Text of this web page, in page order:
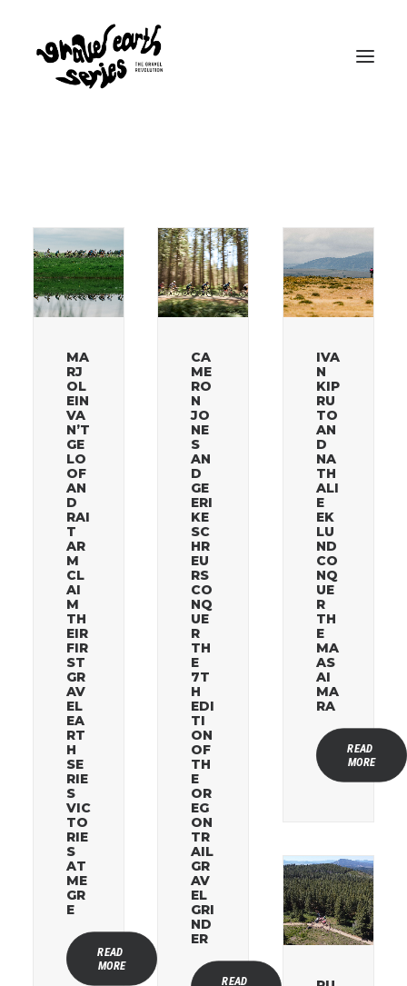
MA
RJ
OL
EIN
VA
N’T
GE
LO
OF
AN
D
RAI
T
AR
M
CL
AI
M
TH
EIR
FIR
ST
GR
AV
EL
EA
RT
H
SE
RIE
S
VIC
TO
RIE
S
AT
ME
GR
E
READ
MORE
CA
ME
RO
N
JO
NE
S
AN
D
GE
ERI
KE
SC
HR
EU
RS
CO
NQ
UE
R
TH
E
7T
H
EDI
TI
ON
OF
TH
E
OR
EG
ON
TR
AIL
GR
AV
EL
GRI
ND
ER
READ
IVA
N
KIP
RU
TO
AN
D
NA
TH
ALI
E
EK
LU
ND
CO
NQ
UE
R
TH
E
MA
AS
AI
MA
RA
READ
MORE